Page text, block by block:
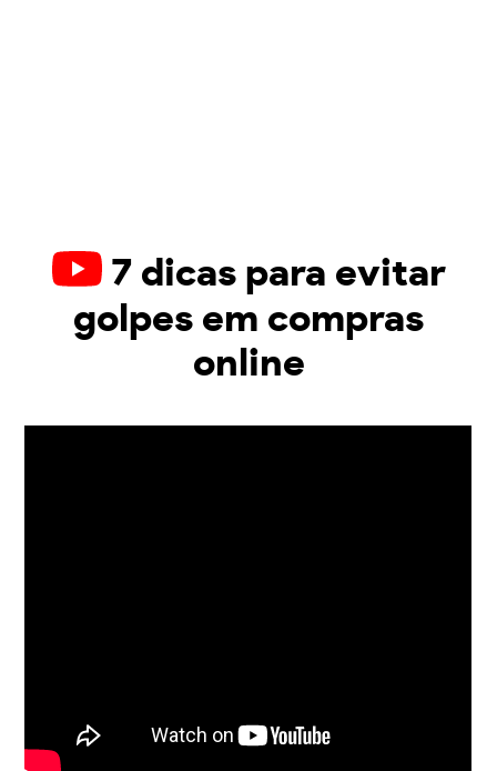
7 dicas para evitar
golpes em compras
online